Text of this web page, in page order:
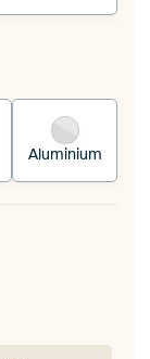
in
Aluminium